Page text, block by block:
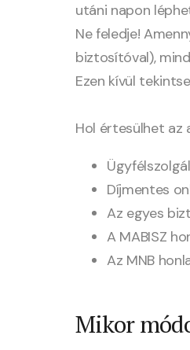
utáni napon
Ne feledje!
biztosítóval),
Ezen kívül
Hol értesülhet az
Díjmentes
Az egyes
A MABISZ
Az MNB
Mikor